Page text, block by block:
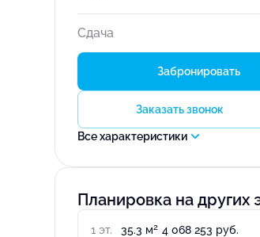
Сдача
Забронировать
Заказать звонок
Все характеристики
Планировка на других
1 эт. 35.3 м2 4 068 253 руб.